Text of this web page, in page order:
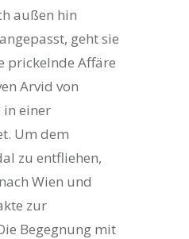
außen hin
geht sie
prickelnde Affäre
Arvid von
in einer
Um dem
zu entfliehen,
Wien und
zur
Begegnung mit